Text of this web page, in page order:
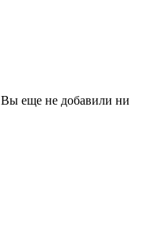
Вы еще не добавили ни